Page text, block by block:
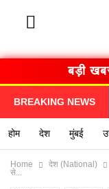
बड़ी
BREAKING NEWS
"एक गलती और सब
होम देश मुंबई
Home देश (National)
से...